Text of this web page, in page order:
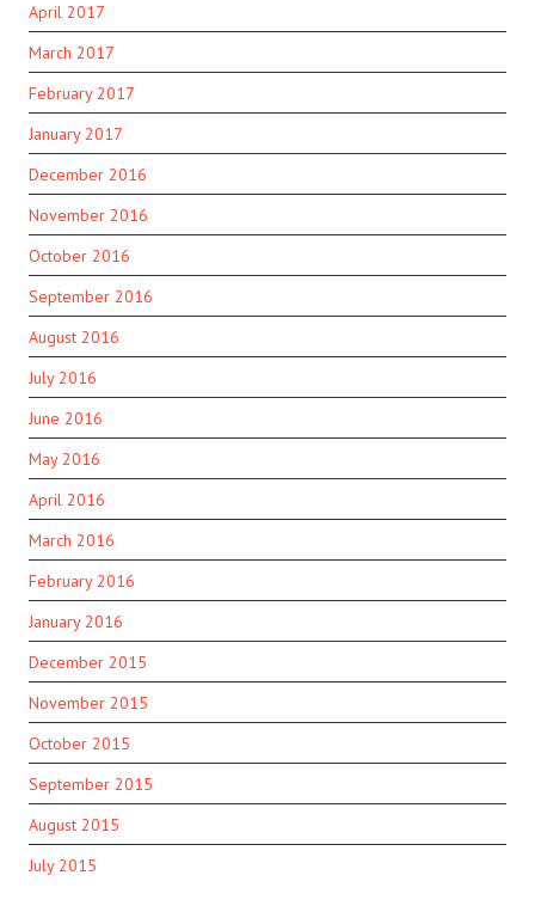
April 2017
March 2017
February 2017
January 2017
December 2016
November 2016
October 2016
September 2016
August 2016
July 2016
June 2016
May 2016
April 2016
March 2016
February 2016
January 2016
December 2015
November 2015
October 2015
September 2015
August 2015
July 2015